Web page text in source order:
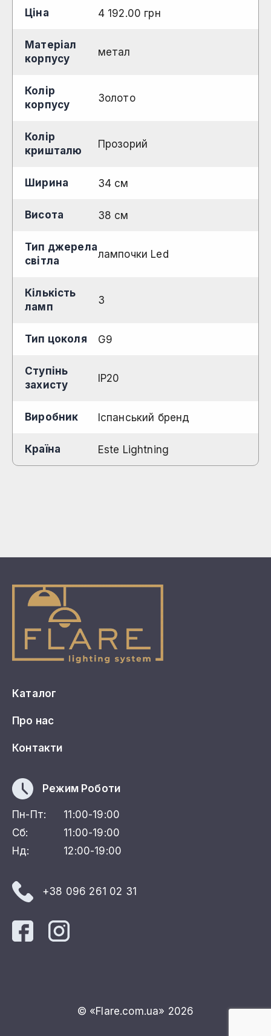
Ціна 4 192.00 грн
Матеріал
корпусу
метал
Колір
корпусу
Золото
Колір
кришталю
Прозорий
Ширина 34 см
Висота 38 см
Тип джерела
світла
лампочки Led
Кількість
ламп
3
Тип цоколя G9
Ступінь
захисту
IP20
Виробник Іспанський бренд
Країна Este Lightning
Каталог
Про нас
Контакти
Режим Роботи
Пн-Пт:
11:00-19:00
Сб:
11:00-19:00
Нд:
12:00-19:00
+38 096 261 02 31
© «Flare.com.ua» 2026